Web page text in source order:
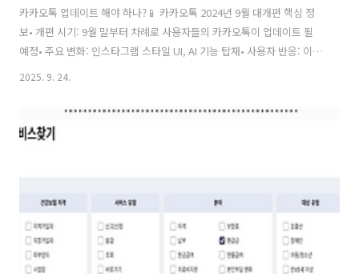
카카오톡 업데이트 해야 하나?📱 카카오톡 2024년 9월 대개편 핵심 정
보• 개편 시기: 9월 말부터 차례로 사용자들의 카카오톡이 업데이트 될
예정• 주요 변화: 인스타그램 스타일 UI, AI 기능 탑재• 사용자 반응: 이용
자들의 불만이 속출하고 있는 상황• 업데이트 필요성: 선택 사항 (강제 업
데이트 최신 소식📰 어제-오늘 주요 뉴스 (2024년 9월)🕐 최신 업데이트
(9월 23일)• '국민 메신저' 카카오톡이 23일 대대적인 개편을 선보인 가
운데 이용자들의 불만이 속출• 카카오는 '이프(if) 카카오 2025'에서 올
2025. 9. 24.